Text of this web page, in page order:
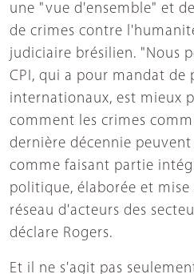
une "vue d'ensemble" et
de crimes contre
judiciaire brésilien. "Nous
CPI, qui a pour mandat de
internationaux, est mieux
comment les crimes
dernière décennie
comme faisant partie
politique, élaborée et
réseau d'acteurs des
déclare Rogers.
Et il ne s'agit pas